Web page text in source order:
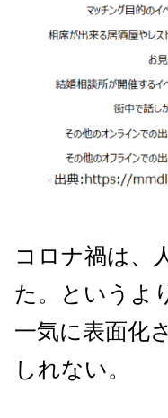
コロナ禍は、
た。というよ
一気に表面化
しれない。